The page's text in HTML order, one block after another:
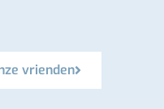
vrienden